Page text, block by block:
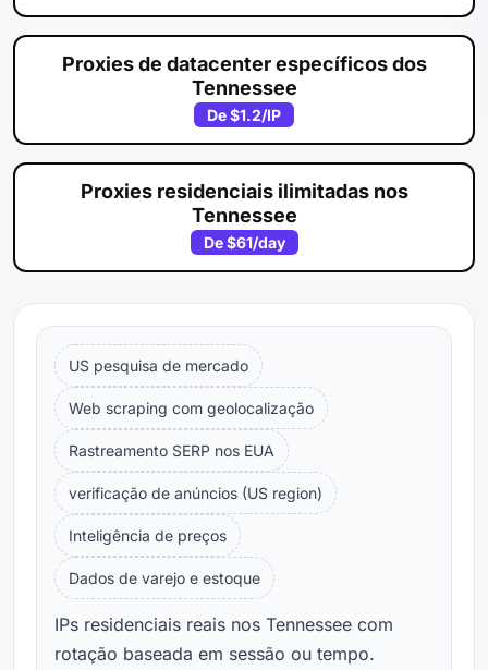
Proxies de datacenter específicos dos
Tennessee
De$1.2/IP
Proxies residenciais ilimitadas nos
Tennessee
De$61/day
US pesquisa de mercado
Web scraping com geolocalização
Rastreamento SERP nos EUA
verificação de anúncios (US region)
Inteligência de preços
Dados de varejo e estoque
IPs residenciais reais nos Tennessee com
rotação baseada em sessão ou tempo.